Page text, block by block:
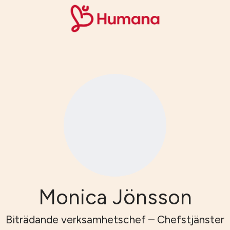
Monica Jönsson
Biträdande verksamhetschef – Chefstjänster